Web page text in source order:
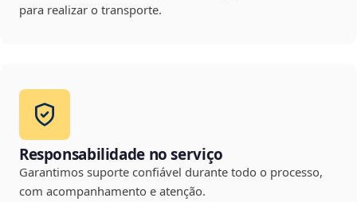
para realizar o transporte.
Responsabilidade no serviço
Garantimos suporte confiável durante todo o processo,
com acompanhamento e atenção.